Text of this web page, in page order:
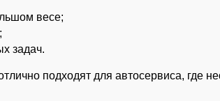
весе;
задач.
подходят для автосервиса, где